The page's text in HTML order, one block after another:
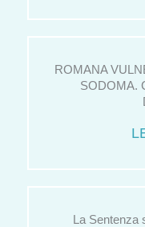
ROMANA
SODOMA.
La